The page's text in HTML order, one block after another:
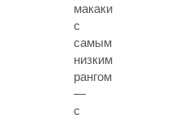
макаки
с
самым
низким
рангом
—
с